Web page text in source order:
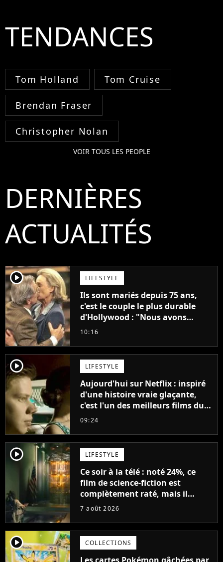
TENDANCES
Tom Holland Tom Cruise
Brendan Fraser
Christopher Nolan
VOIR TOUS LES PEOPLE
DERNIÈRES
ACTUALITÉS
player2 LIFESTYLE
Ils sont mariés depuis 75 ans,
c'est le couple le plus durable
d'Hollywood : "Nous avons
avancé jour après jour, et les
décennies"
10:16
player2 LIFESTYLE
Aujourd'hui sur Netflix : inspiré
d'une histoire vraie glaçante,
c'est l'un des meilleurs films du
21ème siècle
09:24
player2 LIFESTYLE
Ce soir à la télé : noté 24%, ce
film de science-fiction est
complètement raté, mais il
aurait pu être encore pire à
7 août 2026
player2 COLLECTIONS